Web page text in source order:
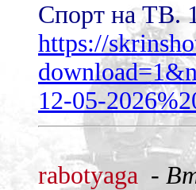
Спорт на ТВ.
https://
12-05-
rabotyaga -